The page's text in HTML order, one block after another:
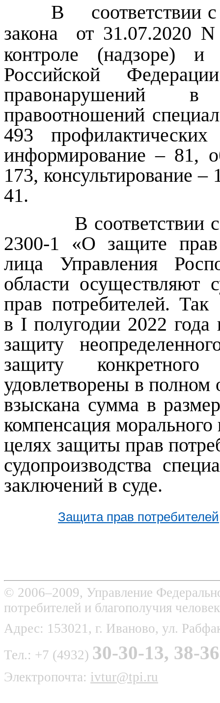
В соответствии с
закона от 31.07.2020
контроле (надзоре) и
Российской
правонарушений в
правоотношений
493
информирование – 81,
173, консультирование
41.
В соответствии с
2300-1 «О защите прав
лица Управления
области осуществляют
прав потребителей.
в I полугодии 2022
защиту
защиту
удовлетворены в полном
взыскана сумма в
компенсация
целях защиты прав
судопроизводства
заключений в суде.
Защита прав потребителей
© 2006–2009, Управление
потребителей и благополучия
Адрес: 153021, г. Иваново, ул.
Тел.: +7 (4932) 30-30-13, 38-
Электропочта: ivtur@tpi.ru